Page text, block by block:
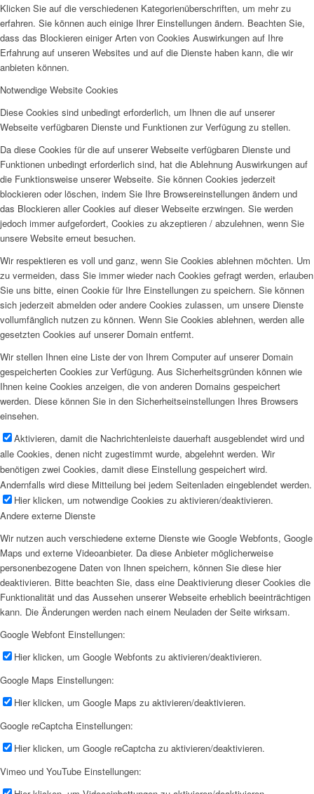
Klicken Sie auf die verschiedenen Kategorienüberschriften, um mehr zu
erfahren. Sie können auch einige Ihrer Einstellungen ändern. Beachten Sie,
dass das Blockieren einiger Arten von Cookies Auswirkungen auf Ihre
Erfahrung auf unseren Websites und auf die Dienste haben kann, die wir
anbieten können.
Notwendige Website Cookies
Diese Cookies sind unbedingt erforderlich, um Ihnen die auf unserer
Webseite verfügbaren Dienste und Funktionen zur Verfügung zu stellen.
Da diese Cookies für die auf unserer Webseite verfügbaren Dienste und
Funktionen unbedingt erforderlich sind, hat die Ablehnung Auswirkungen auf
die Funktionsweise unserer Webseite. Sie können Cookies jederzeit
blockieren oder löschen, indem Sie Ihre Browsereinstellungen ändern und
das Blockieren aller Cookies auf dieser Webseite erzwingen. Sie werden
jedoch immer aufgefordert, Cookies zu akzeptieren / abzulehnen, wenn Sie
unsere Website erneut besuchen.
Wir respektieren es voll und ganz, wenn Sie Cookies ablehnen möchten. Um
zu vermeiden, dass Sie immer wieder nach Cookies gefragt werden, erlauben
Sie uns bitte, einen Cookie für Ihre Einstellungen zu speichern. Sie können
sich jederzeit abmelden oder andere Cookies zulassen, um unsere Dienste
vollumfänglich nutzen zu können. Wenn Sie Cookies ablehnen, werden alle
gesetzten Cookies auf unserer Domain entfernt.
Wir stellen Ihnen eine Liste der von Ihrem Computer auf unserer Domain
gespeicherten Cookies zur Verfügung. Aus Sicherheitsgründen können wie
Ihnen keine Cookies anzeigen, die von anderen Domains gespeichert
werden. Diese können Sie in den Sicherheitseinstellungen Ihres Browsers
einsehen.
Aktivieren, damit die Nachrichtenleiste dauerhaft ausgeblendet wird und
alle Cookies, denen nicht zugestimmt wurde, abgelehnt werden. Wir
benötigen zwei Cookies, damit diese Einstellung gespeichert wird.
Andernfalls wird diese Mitteilung bei jedem Seitenladen eingeblendet werden.
Hier klicken, um notwendige Cookies zu aktivieren/deaktivieren.
Andere externe Dienste
Wir nutzen auch verschiedene externe Dienste wie Google Webfonts, Google
Maps und externe Videoanbieter. Da diese Anbieter möglicherweise
personenbezogene Daten von Ihnen speichern, können Sie diese hier
deaktivieren. Bitte beachten Sie, dass eine Deaktivierung dieser Cookies die
Funktionalität und das Aussehen unserer Webseite erheblich beeinträchtigen
kann. Die Änderungen werden nach einem Neuladen der Seite wirksam.
Google Webfont Einstellungen:
Hier klicken, um Google Webfonts zu aktivieren/deaktivieren.
Google Maps Einstellungen:
Hier klicken, um Google Maps zu aktivieren/deaktivieren.
Google reCaptcha Einstellungen:
Hier klicken, um Google reCaptcha zu aktivieren/deaktivieren.
Vimeo und YouTube Einstellungen: